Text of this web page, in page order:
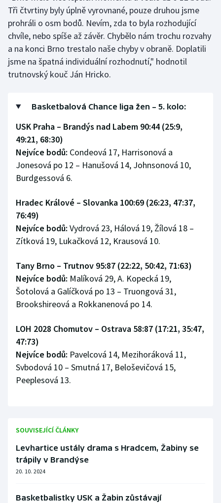
Stolní tenis
Triatlon
Veslování
Vodní slalom
Volejbal
Ostatní
Tři čtvrtiny byly úplně vyrovnané, pouze druhou jsme
prohráli o osm bodů. Nevím, zda to byla rozhodující
chvíle, nebo spíše až závěr. Chybělo nám trochu rozvahy
a na konci Brno trestalo naše chyby v obraně. Doplatili
jsme na špatná individuální rozhodnutí," hodnotil
trutnovský kouč Ján Hricko.
Basketbalová Chance liga žen – 5. kolo:
USK Praha – Brandýs nad Labem 90:44 (25:9,
49:21, 68:30)
Nejvíce bodů: Condeová 17, Harrisonová a
Jonesová po 12 – Hanušová 14, Johnsonová 10,
Burdgessová 6.
Hradec Králové – Slovanka 100:69 (26:23, 47:37,
76:49)
Nejvíce bodů: Vydrová 23, Hálová 19, Žílová 18 –
Zítková 19, Lukačková 12, Krausová 10.
Tany Brno – Trutnov 95:87 (22:22, 50:42, 71:63)
Nejvíce bodů: Malíková 29, A. Kopecká 19,
Šotolová a Galíčková po 13 – Truongová 31,
Brookshireová a Rokkanenová po 14.
LOH 2028 Chomutov – Ostrava 58:87 (17:21, 35:47,
47:73)
Nejvíce bodů: Pavelcová 14, Mezihoráková 11,
Svbodová 10 – Smutná 17, Beloševičová 15,
Peeplesová 13.
SOUVISEJÍCÍ ČLÁNKY
Levhartice ustály drama s Hradcem, Žabiny se
trápily v Brandýse
20. 10. 2024
Basketbalistky USK a Žabin zůstávají